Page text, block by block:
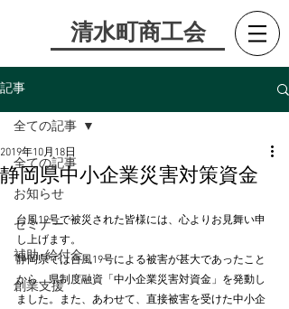
​清水町商工会
記事
全ての記事
お知らせ
セミナー
補助･給付金
創業支援
全ての記事
静岡県中小企業災害対策資金
2019年10月18日
台風19号で被災された皆様には、心よりお見舞い申
し上げます。
静岡県では台風19号による被害が甚大であったこと
から、県制度融資「中小企業災害対資金」を発動し
ました。また、あわせて、直接被害を受けた中小企